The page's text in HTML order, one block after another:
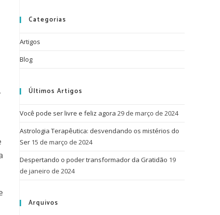
Categorias
Artigos
Blog
Últimos Artigos
Você pode ser livre e feliz agora 29 de março de 2024
Astrologia Terapêutica: desvendando os mistérios do
Ser 15 de março de 2024
Despertando o poder transformador da Gratidão 19
de janeiro de 2024
Arquivos